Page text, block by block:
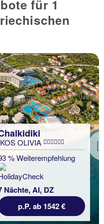
für 1
OLIVIA
% Weiterempfehlung
Nächte, AI, DZ
p.P. ab 1542 €